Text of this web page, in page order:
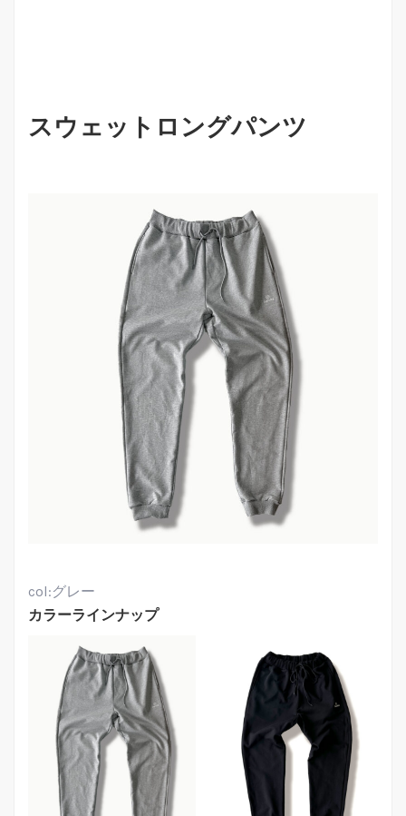
スウェットロングパンツ
col:グレー
カラーラインナップ